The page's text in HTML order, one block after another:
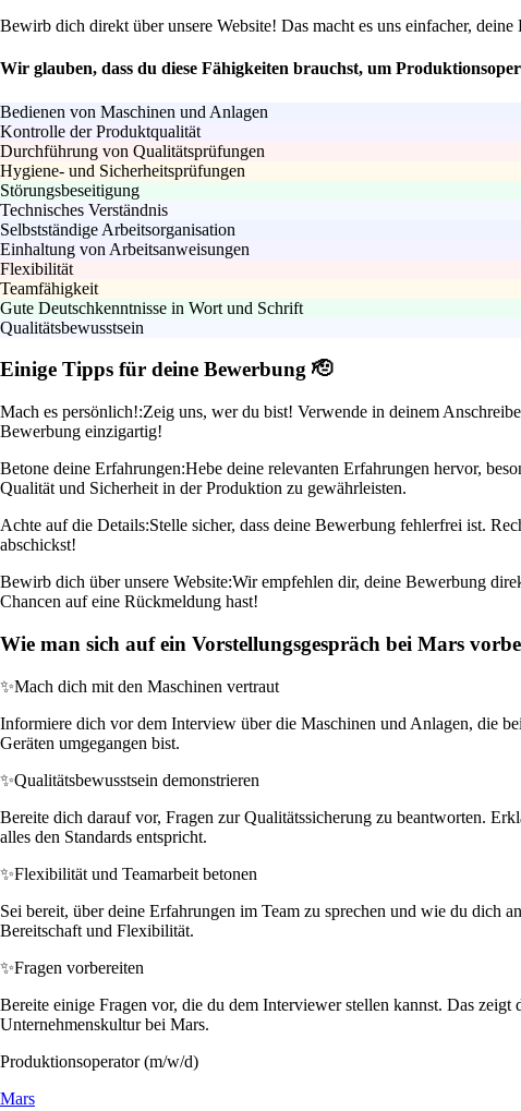
Bewirb dich direkt über unsere Website! Das macht es uns einfacher,
Wir glauben, dass du diese Fähigkeiten brauchst, um
Bedienen von Maschinen und Anlagen
Kontrolle der Produktqualität
Durchführung von Qualitätsprüfungen
Hygiene- und Sicherheitsprüfungen
Störungsbeseitigung
Technisches Verständnis
Selbstständige Arbeitsorganisation
Einhaltung von Arbeitsanweisungen
Flexibilität
Teamfähigkeit
Gute Deutschkenntnisse in Wort und Schrift
Qualitätsbewusstsein
Einige Tipps für deine Bewerbung 🫡
Mach es persönlich!:Zeig uns, wer du bist! Verwende in deinem
Bewerbung einzigartig!
Betone deine Erfahrungen:Hebe deine relevanten Erfahrungen hervor,
Qualität und Sicherheit in der Produktion zu gewährleisten.
Achte auf die Details:Stelle sicher, dass deine Bewerbung fehlerfrei ist.
abschickst!
Bewirb dich über unsere Website:Wir empfehlen dir, deine Bewerbung
Chancen auf eine Rückmeldung hast!
Wie man sich auf ein Vorstellungsgespräch bei Mars
✨Mach dich mit den Maschinen vertraut
Informiere dich vor dem Interview über die Maschinen und Anlagen, die
Geräten umgegangen bist.
✨Qualitätsbewusstsein demonstrieren
Bereite dich darauf vor, Fragen zur Qualitätssicherung zu beantworten.
alles den Standards entspricht.
✨Flexibilität und Teamarbeit betonen
Sei bereit, über deine Erfahrungen im Team zu sprechen und wie du dich
Bereitschaft und Flexibilität.
✨Fragen vorbereiten
Bereite einige Fragen vor, die du dem Interviewer stellen kannst. Das
Unternehmenskultur bei Mars.
Produktionsoperator (m/w/d)
Mars